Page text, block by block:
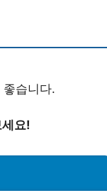
습니다.
요!